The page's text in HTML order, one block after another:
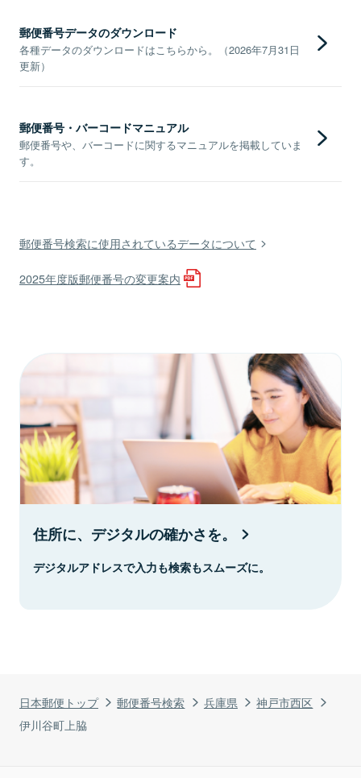
日本郵便トップ 郵便番号検索 兵庫県
神戸市西区
伊川谷町上脇
郵便番号データのダウンロード
各種データのダウンロードはこちらから。（2026年7月31日
更新）
郵便番号・バーコードマニュアル
郵便番号や、バーコードに関するマニュアルを掲載していま
す。
郵便番号検索に使用されているデータについて
2025年度版郵便番号の変更案内
住所に、デジタルの確かさを。
デジタルアドレスで入力も検索もスムーズに。